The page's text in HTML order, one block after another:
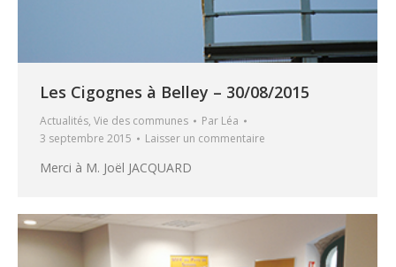
Les Cigognes à Belley – 30/08/2015
Actualités, Vie des communes Par Léa
3 septembre 2015
Laisser un commentaire
Merci à M. Joël JACQUARD